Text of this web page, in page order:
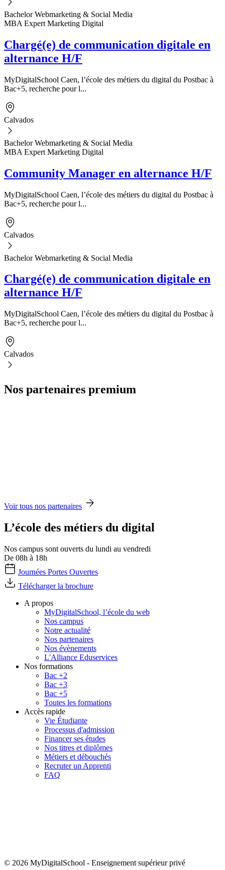
Bachelor Webmarketing & Social Media
MBA Expert Marketing Digital
Chargé(e) de communication digitale en
alternance H/F
MyDigitalSchool Caen, l’école des métiers du digital du Postbac à
Bac+5, recherche pour l...
Calvados
Bachelor Webmarketing & Social Media
MBA Expert Marketing Digital
Community Manager en alternance H/F
MyDigitalSchool Caen, l’école des métiers du digital du Postbac à
Bac+5, recherche pour l...
Calvados
Bachelor Webmarketing & Social Media
Chargé(e) de communication digitale en
alternance H/F
MyDigitalSchool Caen, l’école des métiers du digital du Postbac à
Bac+5, recherche pour l...
Calvados
Nos partenaires premium
Voir tous nos partenaires
L’école des métiers du digital
Nos campus sont ouverts du lundi au vendredi
De 08h à 18h
Journées Portes Ouvertes
Télécharger la brochure
A propos
MyDigitalSchool, l’école du web
Nos campus
Notre actualité
Nos partenaires
Nos évènements
L'Alliance Eduservices
Nos formations
Bac +2
Bac +3
Bac +5
Toutes les formations
Accès rapide
Vie Étudiante
Processus d'admission
Financer ses études
Nos titres et diplômes
Métiers et débouchés
Recruter un Apprenti
FAQ
© 2026 MyDigitalSchool - Enseignement supérieur privé